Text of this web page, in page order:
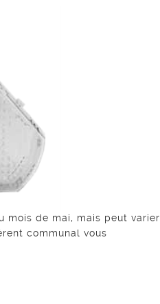
mois de mai, mais peut varier
communal vous